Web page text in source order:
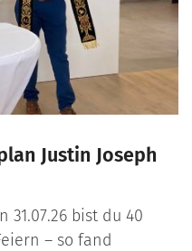
Justin Joseph
31.07.26 bist du 40
– so fand